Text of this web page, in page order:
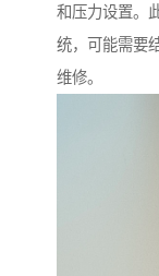
和压力设置。
统，可能需要
维修。